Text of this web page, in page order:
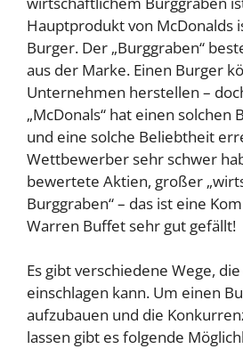
Hauptprodukt von McDonalds
Burger. Der „Burggraben“
aus der Marke. Einen Burger
Unternehmen herstellen –
„McDonals“ hat einen solchen
und eine solche Beliebtheit
Wettbewerber sehr schwer
bewertete Aktien, großer
Burggraben“ – das ist eine
Warren Buffet sehr gut gefällt!
Es gibt verschiedene Wege,
einschlagen kann. Um einen
aufzubauen und die
lassen gibt es folgende